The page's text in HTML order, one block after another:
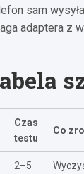
sam
adaptera z
Czas
testu
Co
2–5